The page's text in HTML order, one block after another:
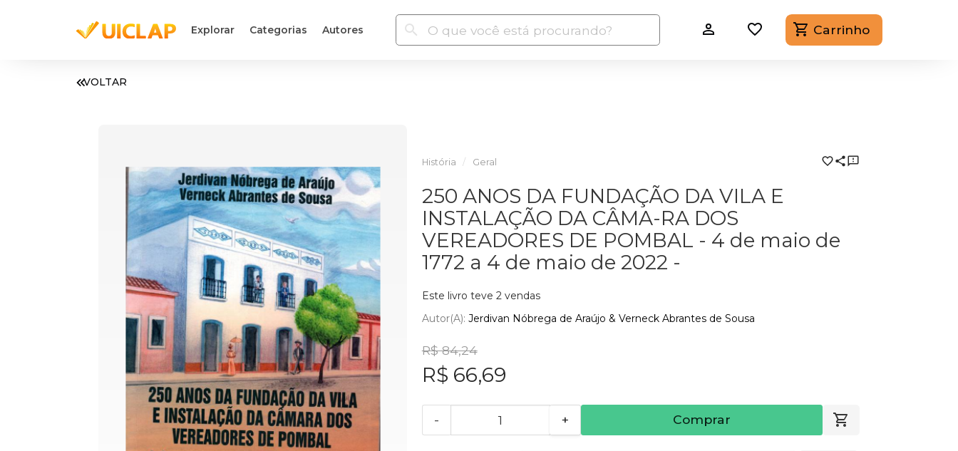
Explorar Categorias Autores Carrinho
VOLTAR
História Geral
250 ANOS DA FUNDAÇÃO DA VILA E
INSTALAÇÃO DA CÂMA-RA DOS
VEREADORES DE POMBAL - 4 de maio de
1772 a 4 de maio de 2022 -
Este livro teve 2 vendas
Autor(a): Jerdivan Nóbrega de Araújo & Verneck Abrantes de Sousa
R$ 84,24
R$ 66,69
- + Comprar